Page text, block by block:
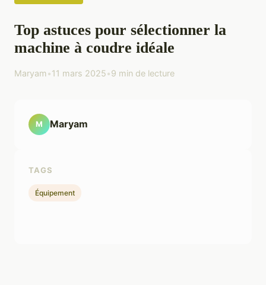
Top astuces pour sélectionner la
machine à coudre idéale
Maryam•11 mars 2025•9 min de lecture
M Maryam
TAGS
Équipement